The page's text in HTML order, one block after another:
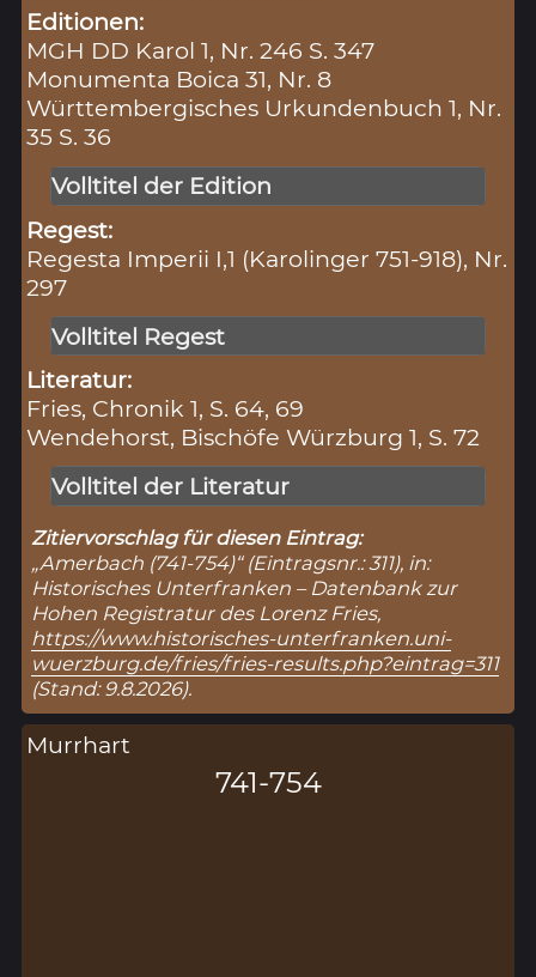
Editionen:
MGH DD Karol 1, Nr. 246 S. 347
Monumenta Boica 31, Nr. 8
Württembergisches Urkundenbuch 1, Nr.
35 S. 36
Volltitel der Edition
Regest:
Regesta Imperii I,1 (Karolinger 751-918), Nr.
297
Volltitel Regest
Literatur:
Fries, Chronik 1, S. 64, 69
Wendehorst, Bischöfe Würzburg 1, S. 72
Volltitel der Literatur
Zitiervorschlag für diesen Eintrag:
„Amerbach (741-754)“ (Eintragsnr.: 311), in:
Historisches Unterfranken – Datenbank zur
Hohen Registratur des Lorenz Fries,
https://www.historisches-unterfranken.uni-
wuerzburg.de/fries/fries-results.php?eintrag=311
(Stand: 9.8.2026).
Murrhart
741-754